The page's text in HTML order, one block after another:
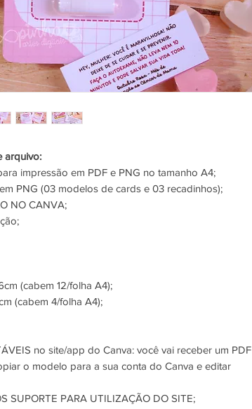
arquivo:
impressão em PDF e PNG no tamanho A4;
PNG (03 modelos de cards e 03 recadinhos);
NO CANVA;
(cabem 12/folha A4);
(cabem 4/folha A4);
no site/app do Canva: você vai receber um PDF
o modelo para a sua conta do Canva e editar
SUPORTE PARA UTILIZAÇÃO DO SITE;